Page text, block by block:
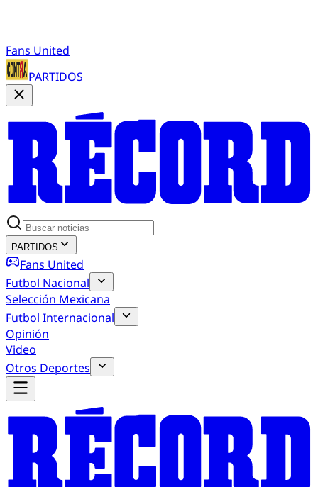
Fans United
PARTIDOS
PARTIDOS
Fans United
Futbol Nacional
Selección Mexicana
Futbol Internacional
Opinión
Video
Otros Deportes